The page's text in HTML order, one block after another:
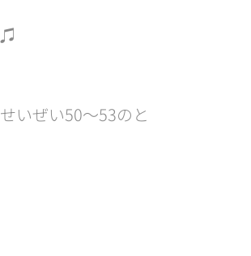
♫
いぜい50〜53のと